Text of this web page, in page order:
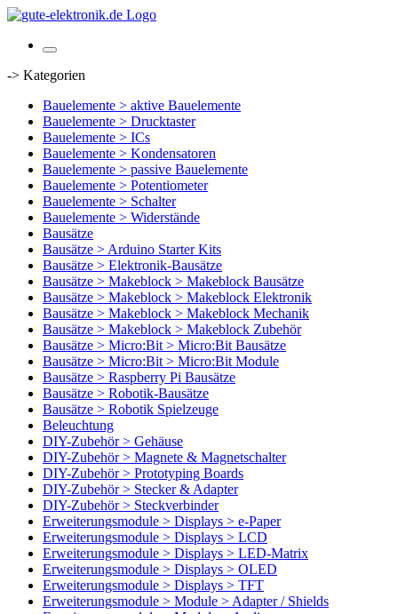
-> Kategorien
Bauelemente > aktive Bauelemente
Bauelemente > Drucktaster
Bauelemente > ICs
Bauelemente > Kondensatoren
Bauelemente > passive Bauelemente
Bauelemente > Potentiometer
Bauelemente > Schalter
Bauelemente > Widerstände
Bausätze
Bausätze > Arduino Starter Kits
Bausätze > Elektronik-Bausätze
Bausätze > Makeblock > Makeblock Bausätze
Bausätze > Makeblock > Makeblock Elektronik
Bausätze > Makeblock > Makeblock Mechanik
Bausätze > Makeblock > Makeblock Zubehör
Bausätze > Micro:Bit > Micro:Bit Bausätze
Bausätze > Micro:Bit > Micro:Bit Module
Bausätze > Raspberry Pi Bausätze
Bausätze > Robotik-Bausätze
Bausätze > Robotik Spielzeuge
Beleuchtung
DIY-Zubehör > Gehäuse
DIY-Zubehör > Magnete & Magnetschalter
DIY-Zubehör > Prototyping Boards
DIY-Zubehör > Stecker & Adapter
DIY-Zubehör > Steckverbinder
Erweiterungsmodule > Displays > e-Paper
Erweiterungsmodule > Displays > LCD
Erweiterungsmodule > Displays > LED-Matrix
Erweiterungsmodule > Displays > OLED
Erweiterungsmodule > Displays > TFT
Erweiterungsmodule > Module > Adapter / Shields